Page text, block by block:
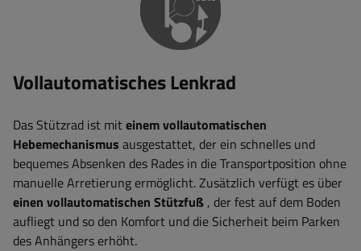
Vollautomatisches Lenkrad
Das Stützrad ist miteinem vollautomatischen
Hebemechanismus ausgestattet, der ein schnelles und
bequemes Absenken des Rades in die Transportposition ohne
manuelle Arretierung ermöglicht. Zusätzlich verfügt es über
einen vollautomatischen Stützfuß , der fest auf dem Boden
aufliegt und so den Komfort und die Sicherheit beim Parken
des Anhängers erhöht.